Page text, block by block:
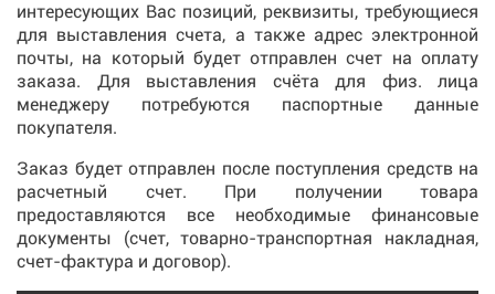
интересующих Вас позиций, реквизиты, требующиеся
для выставления счета, а также адрес электронной
почты, на который будет отправлен счет на оплату
заказа. Для выставления счёта для физ. лица
менеджеру потребуются паспортные данные
покупателя.
Заказ будет отправлен после поступления средств на
расчетный счет. При получении товара
предоставляются все необходимые финансовые
документы (счет, товарно-транспортная накладная,
счет-фактура и договор).